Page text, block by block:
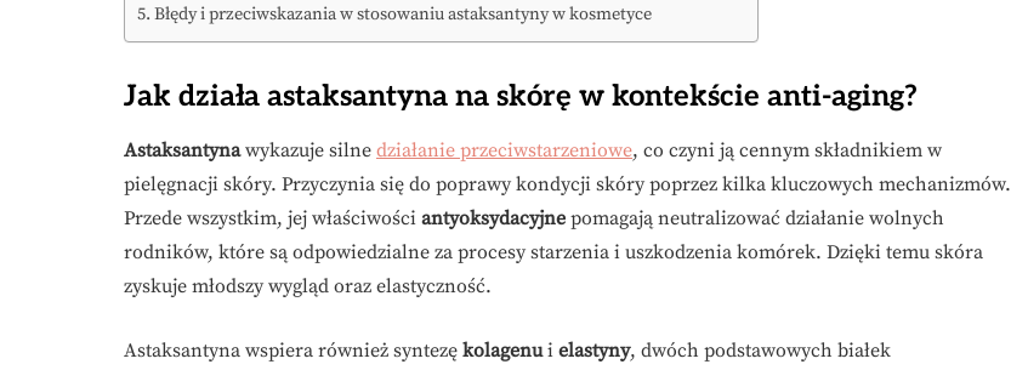
Błędy i przeciwskazania w stosowaniu astaksantyny w kosmetyce
Jak działa astaksantyna na skórę w kontekście anti-aging?
Astaksantynawykazuje silne działanie przeciwstarzeniowe, co czyni ją cennym składnikiem w
pielęgnacji skóry. Przyczynia się do poprawy kondycji skóry poprzez kilka kluczowych mechanizmów.
Przede wszystkim, jej właściwości antyoksydacyjne pomagają neutralizować działanie wolnych
rodników, które są odpowiedzialne za procesy starzenia i uszkodzenia komórek. Dzięki temu skóra
zyskuje młodszy wygląd oraz elastyczność.
Astaksantyna wspiera również syntezę kolagenui elastyny, dwóch podstawowych białek